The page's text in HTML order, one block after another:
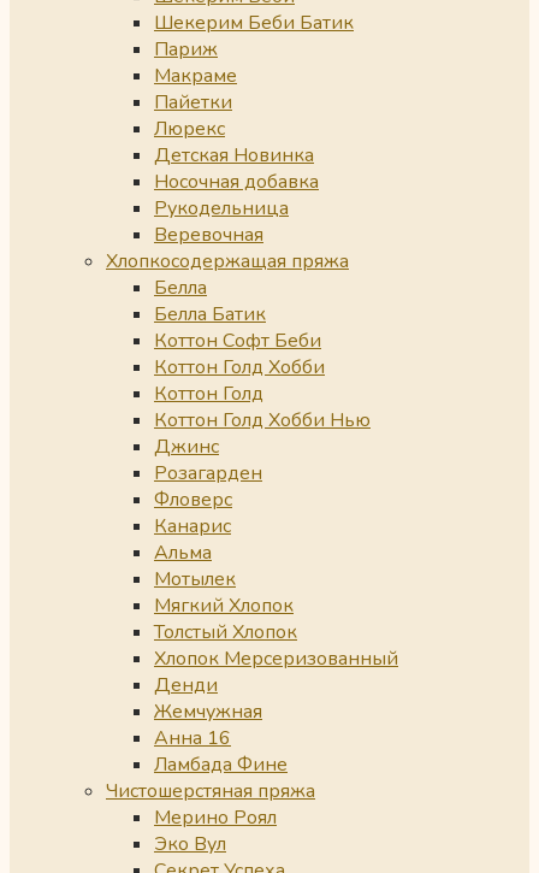
Шекерим Беби Батик
Париж
Макраме
Пайетки
Люрекс
Детская Новинка
Носочная добавка
Рукодельница
Веревочная
Хлопкосодержащая пряжа
Белла
Белла Батик
Коттон Софт Беби
Коттон Голд Хобби
Коттон Голд
Коттон Голд Хобби Нью
Джинс
Розагарден
Фловерс
Канарис
Альма
Мотылек
Мягкий Хлопок
Толстый Хлопок
Хлопок Мерсеризованный
Денди
Жемчужная
Анна 16
Ламбада Фине
Чистошерстяная пряжа
Мерино Роял
Эко Вул